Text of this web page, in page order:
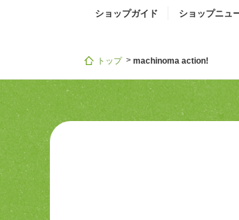
ショップガイド ショップニュ
トップ machinoma action!